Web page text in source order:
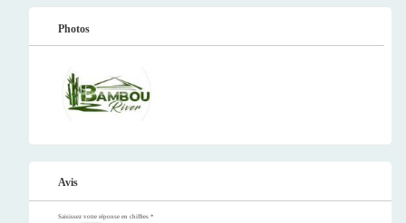
Photos
Avis
Saisissez votre réponse en chiffres *